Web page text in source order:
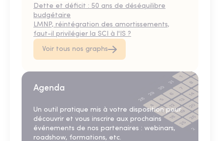
Dette et déficit : 50 ans de déséquilibre
budgétaire
LMNP, réintégration des amortissements,
faut-il privilégier la SCI à l'IS ?
Voir tous nos graphs
Agenda
Un outil pratique mis à votre disposition pour
découvrir et vous inscrire aux prochains
événements de nos partenaires : webinars,
roadshow, formations, etc.